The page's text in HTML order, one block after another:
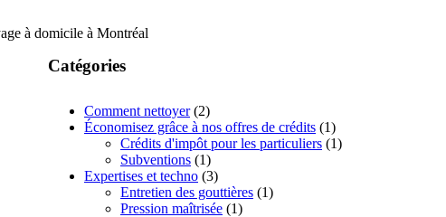
à domicile à Montréal
Catégories
Comment nettoyer(2)
Économisez grâce à nos offres de crédits (1)
Crédits d'impôt pour les particuliers (1)
Subventions (1)
Expertises et techno (3)
Entretien des gouttières (1)
Pression maîtrisée (1)